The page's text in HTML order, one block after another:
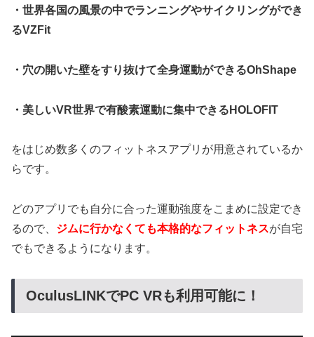
・世界各国の風景の中でランニングやサイクリングができ
るVZFit
・穴の開いた壁をすり抜けて全身運動ができるOhShape
・美しいVR世界で有酸素運動に集中できるHOLOFIT
をはじめ数多くのフィットネスアプリが用意されているか
らです。
どのアプリでも自分に合った運動強度をこまめに設定でき
るので、 ジムに行かなくても本格的なフィットネスが自宅
でもできるようになります。
OculusLINKでPC VRも利用可能に！